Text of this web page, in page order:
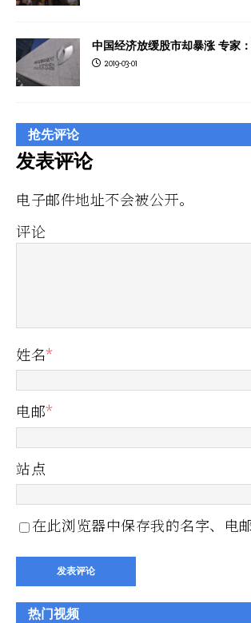
中国经济放缓股市却暴涨 专家
2019-03-01
抢先评论
发表评论
电子邮件地址不会被公开。
评论
姓名*
电邮*
站点
在此浏览器中保存我的名字、电邮
热门视频